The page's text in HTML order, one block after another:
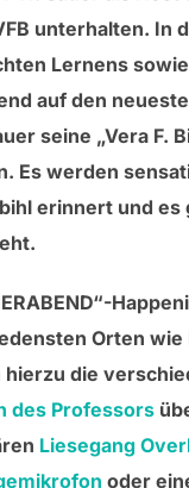
unterhalten.
Lernens
auf den
seine „Vera
Es werden
erinnert und
Orten wie
die
des Professors
Liesegang
oder